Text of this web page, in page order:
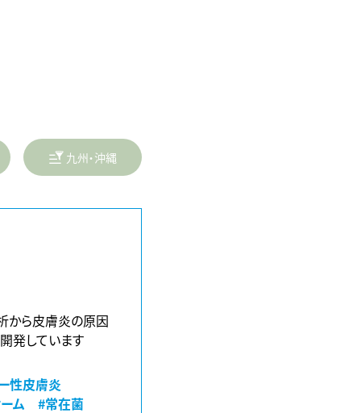
九州・沖縄
から皮膚炎の原因
発しています
性皮膚炎
ム
#常在菌